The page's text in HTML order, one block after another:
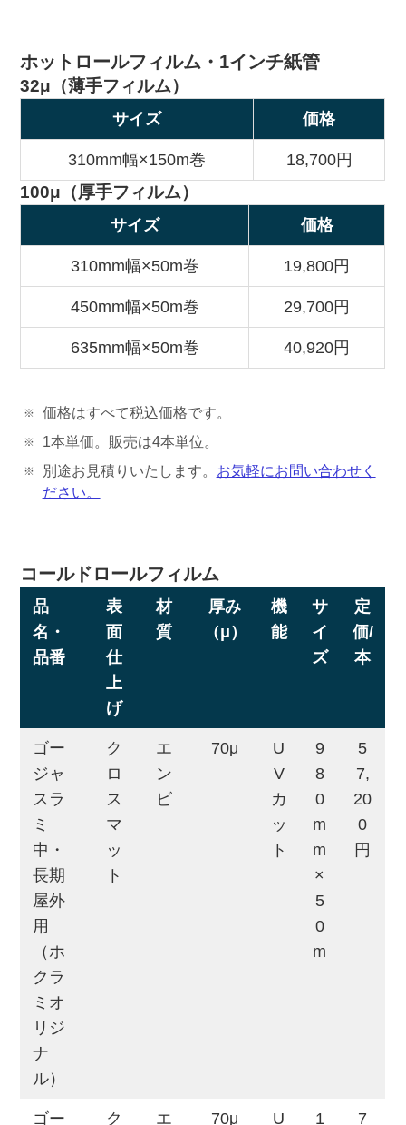
ホットロールフィルム・1インチ紙管
32μ（薄手フィルム）
サイズ 価格
310mm幅×150m巻 18,700円
100μ（厚手フィルム）
サイズ 価格
310mm幅×50m巻 19,800円
450mm幅×50m巻 29,700円
635mm幅×50m巻 40,920円
価格はすべて税込価格です。
1本単価。販売は4本単位。
別途お見積りいたします。 お気軽にお問い合わせく
ださい。
コールドロールフィルム
品
名・
品番
表
面
仕
上
げ
材
質
厚み
（μ）
機
能
サ
イ
ズ
定
価/
本
ゴー
ジャ
スラ
ミ
中・
長期
屋外
用
（ホ
クラ
ミオ
リジ
ナ
ル）
ク
ロ
ス
マ
ッ
ト
エ
ン
ビ
70μ
U
V
カ
ッ
ト
9
8
0
m
m
×
5
0
m
5
7,
20
0
円
ゴー
ク
エ
70μ
U
1
7